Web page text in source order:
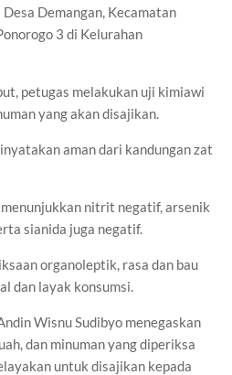
Demangan, Kecamatan
3 di Kelurahan
petugas melakukan uji kimiawi
yang akan disajikan.
aman dari kandungan zat
nitrit negatif, arsenik
sianida juga negatif.
organoleptik, rasa dan bau
dan layak konsumsi.
Wisnu Sudibyo menegaskan
dan minuman yang diperiksa
untuk disajikan kepada